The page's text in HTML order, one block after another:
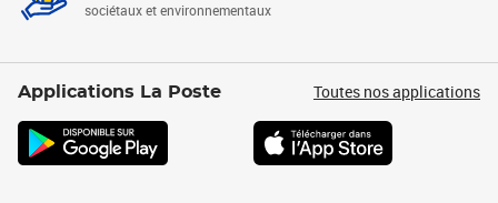
sociétaux et environnementaux
Applications La Poste Toutes nos applications